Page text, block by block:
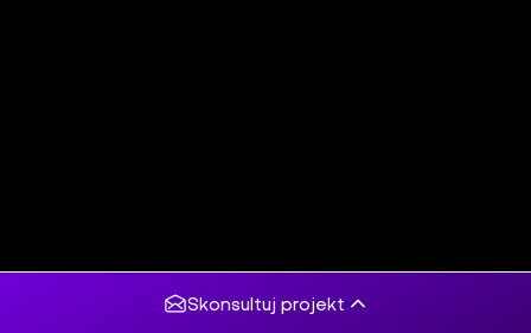
Skonsultuj projekt